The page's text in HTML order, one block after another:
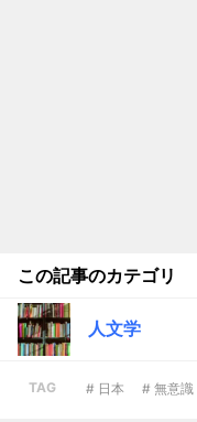
この記事のカテゴリ
人文学
TAG # 日本 # 無意識